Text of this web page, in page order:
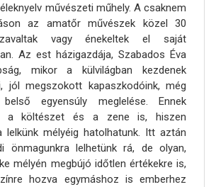
művészeti műhely. A csaknem
az amatőr művészek közel 30
vagy énekeltek el saját
Az est házigazdája, Szabados Éva
mikor a külvilágban kezdenek
jól megszokott kapaszkodóink, még
egyensúly meglelése. Ennek
a költészet és a zene is, hiszen
lelkünk mélyéig hatolhatunk. Itt aztán
önmagunkra lelhetünk rá, de olyan,
mélyén megbújó időtlen értékekre is,
hozva egymáshoz is emberhez